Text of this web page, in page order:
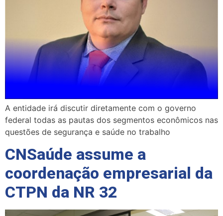
A entidade irá discutir diretamente com o governo
federal todas as pautas dos segmentos econômicos nas
questões de segurança e saúde no trabalho
CNSaúde assume a
coordenação empresarial da
CTPN da NR 32